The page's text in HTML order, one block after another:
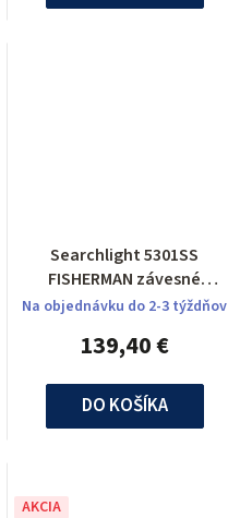
Searchlight 5301SS
FISHERMAN závesné
svietidlo
Na objednávku do 2-3 týždňov
139,40 €
DO KOŠÍKA
AKCIA